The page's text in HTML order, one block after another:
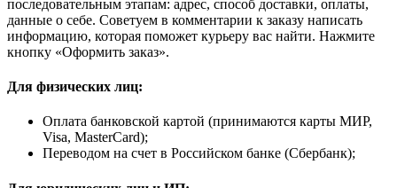
последовательным этапам: адрес, способ доставки, оплаты,
данные о себе. Советуем в комментарии к заказу написать
информацию, которая поможет курьеру вас найти. Нажмите
кнопку «Оформить заказ».
Для физических лиц:
Оплата банковской картой (принимаются карты МИР,
Visa, MasterCard);
Переводом на счет в Российском банке (Сбербанк);